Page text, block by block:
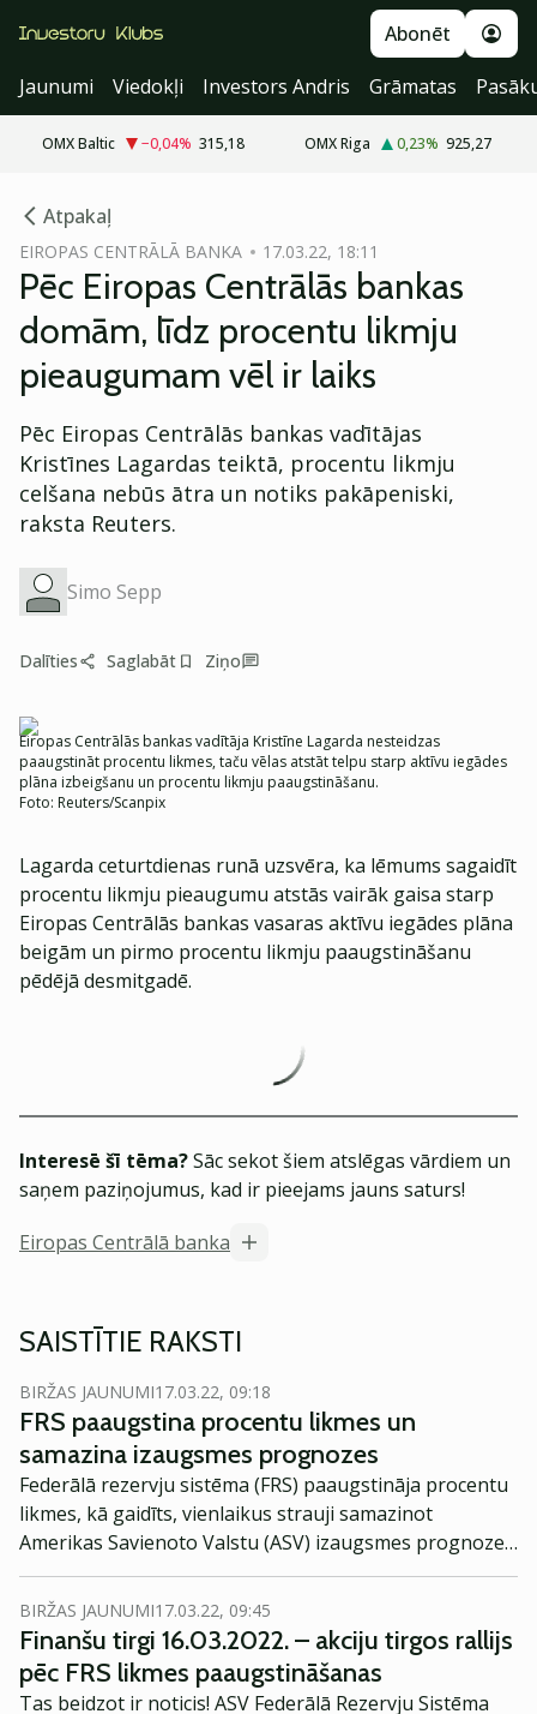
Abonēt
Jaunumi
Viedokļi Investors Andris Grāmatas
OMX Baltic −0,04% 315,18 OMX Riga 0,23% 925,27
Atpakaļ
EIROPAS CENTRĀLĀ BANKA 17.03.22, 18:11
Pēc Eiropas Centrālās bankas
domām, līdz procentu likmju
pieaugumam vēl ir laiks
Pēc Eiropas Centrālās bankas vadītājas
Kristīnes Lagardas teiktā, procentu likmju
celšana nebūs ātra un notiks pakāpeniski,
raksta Reuters.
Simo Sepp
Dalīties Saglabāt Ziņo
Eiropas Centrālās bankas vadītāja Kristīne Lagarda nesteidzas
paaugstināt procentu likmes, taču vēlas atstāt telpu starp aktīvu iegādes
plāna izbeigšanu un procentu likmju paaugstināšanu.
Foto: Reuters/Scanpix
Lagarda ceturtdienas runā uzsvēra, ka lēmums sagaidīt
procentu likmju pieaugumu atstās vairāk gaisa starp
Eiropas Centrālās bankas vasaras aktīvu iegādes plāna
beigām un pirmo procentu likmju paaugstināšanu
pēdējā desmitgadē.
Interesē šī tēma?Sāc sekot šiem atslēgas vārdiem un
saņem paziņojumus, kad ir pieejams jauns saturs!
Eiropas Centrālā banka
SAISTĪTIE RAKSTI
BIRŽAS JAUNUMI17.03.22, 09:18
FRS paaugstina procentu likmes un
samazina izaugsmes prognozes
Federālā rezervju sistēma (FRS) paaugstināja procentu
likmes, kā gaidīts, vienlaikus strauji samazinot
Amerikas Savienoto Valstu (ASV) izaugsmes prognozes.
Centrālā banka tuvākajos gados nesasniegs inflācijas
mērķi.
BIRŽAS JAUNUMI17.03.22, 09:45
Finanšu tirgi 16.03.2022. – akciju tirgos rallijs
pēc FRS likmes paaugstināšanas
Tas beidzot ir noticis! ASV Federālā Rezervju Sistēma